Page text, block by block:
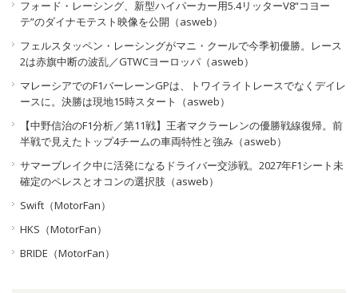
フォード・レーシング、新型ハイパーカー用5.4リッターV8“コヨー
テ”のダイナモテスト映像を公開（asweb）
フェルスタッペン・レーシングがマニ・クールで今季初優勝。レース
2は赤旗中断の波乱／GTWCヨーロッパ（asweb）
マレーシアでのF1バーレーンGPは、トワイライトレースでなくデイレ
ースに。決勝は現地15時スタート（asweb）
【中野信治のF1分析／第11戦】王者マクラーレンの優勝戦線復帰。前
半戦で見えたトップ4チームの車両特性と強み（asweb）
サマーブレイク中に活発になるドライバー交渉戦。2027年F1シート未
確定のペレスとオコンの選択肢（asweb）
Swift（MotorFan）
HKS（MotorFan）
BRIDE（MotorFan）